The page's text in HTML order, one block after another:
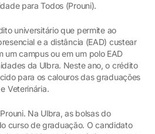
para Todos (Prouni).
universitário que permite ao
e a distância (EAD) custear
um campus ou em um polo EAD
da Ulbra. Neste ano, o crédito
para os calouros das graduações
Veterinária.
Na Ulbra, as bolsas do
curso de graduação. O candidato